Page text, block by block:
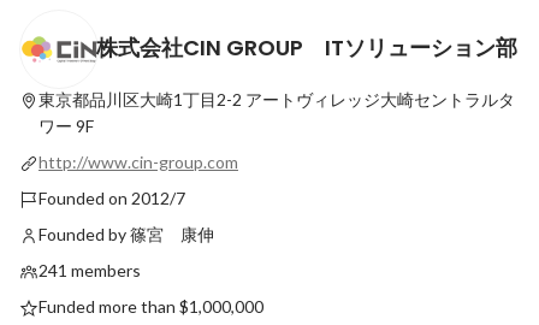
私たちが大切にしていること｜CIN
Pinned
『Wantedly Awards
Latest
株式会社CIN GROUP ITソリューション部
東京都品川区大崎1丁目2-2 アートヴィレッジ大崎セントラルタ
ワー 9F
http://www.cin-group.com
Founded on 2012/7
Founded by 篠宮 康伸
241 members
Funded more than $1,000,000